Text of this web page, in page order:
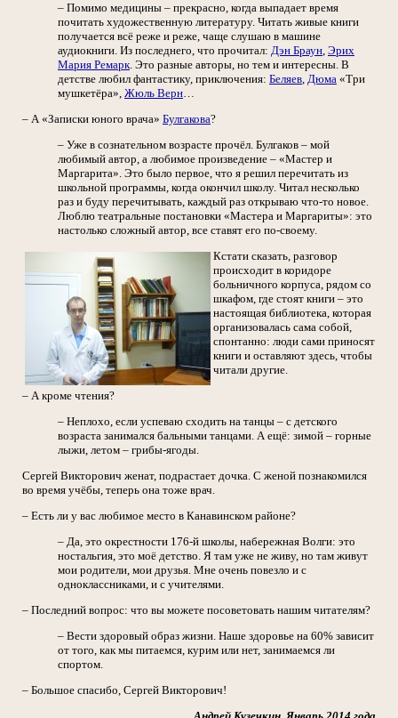
– Помимо медицины – прекрасно, когда выпадает время
почитать художественную литературу. Читать живые книги
получается всё реже и реже, чаще слушаю в машине
аудиокниги. Из последнего, что прочитал: Дэн Браун, Эрих
Мария Ремарк. Это разные авторы, но тем и интересны. В
детстве любил фантастику, приключения: Беляев, Дюма «Три
мушкетёра», Жюль Верн…
– А «Записки юного врача» Булгакова?
– Уже в сознательном возрасте прочёл. Булгаков – мой
любимый автор, а любимое произведение – «Мастер и
Маргарита». Это было первое, что я решил перечитать из
школьной программы, когда окончил школу. Читал несколько
раз и буду перечитывать, каждый раз открываю что-то новое.
Люблю театральные постановки «Мастера и Маргариты»: это
настолько сложный автор, все ставят его по-своему.
Кстати сказать, разговор
происходит в коридоре
больничного корпуса, рядом со
шкафом, где стоят книги – это
настоящая библиотека, которая
организовалась сама собой,
спонтанно: люди сами приносят
книги и оставляют здесь, чтобы
читали другие.
– А кроме чтения?
– Неплохо, если успеваю сходить на танцы – с детского
возраста занимался бальными танцами. А ещё: зимой – горные
лыжи, летом – грибы-ягоды.
Сергей Викторович женат, подрастает дочка. С женой познакомился
во время учёбы, теперь она тоже врач.
– Есть ли у вас любимое место в Канавинском районе?
– Да, это окрестности 176-й школы, набережная Волги: это
ностальгия, это моё детство. Я там уже не живу, но там живут
мои родители, мои друзья. Мне очень повезло и с
одноклассниками, и с учителями.
– Последний вопрос: что вы можете посоветовать нашим читателям?
– Вести здоровый образ жизни. Наше здоровье на 60% зависит
от того, как мы питаемся, курим или нет, занимаемся ли
спортом.
– Большое спасибо, Сергей Викторович!